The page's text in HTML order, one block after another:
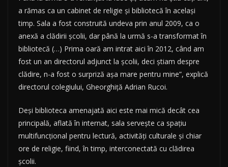
a rămas ca un cabinet de religie şi bibliotecă în acelaşi
timp. Sala a fost construită undeva prin anul 2009, ca o
anexă a clădirii şcolii, dar până la urmă s-a transformat în
bibliotecă (…) Prima oară am intrat aici în 2012, când am
fost un an directorul adjunct la şcolii, deci ştiam despre
clădire, n-a fost o surpriză aşa mare pentru mine”, explică
directorul colegiului, Gheorghiţă Adrian Rucoi.
Deşi biblioteca amenajată aici este mai mică decât cea
principală, aflată în internat, sala serveşte ca spaţiu
multifuncţional pentru lectură, activităţi culturale şi chiar
ore de religie, fiind, în timp, interconectată cu clădirea
şcolii.